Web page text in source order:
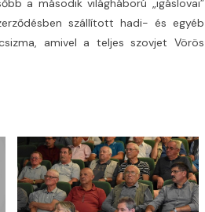
a második világháború „igáslovai”
szállított hadi- és egyéb
amivel a teljes szovjet Vörös